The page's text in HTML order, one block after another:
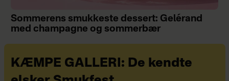
Sommerens smukkeste dessert: Gelérand
med champagne og sommerbær
KÆMPE GALLERI: De kendte